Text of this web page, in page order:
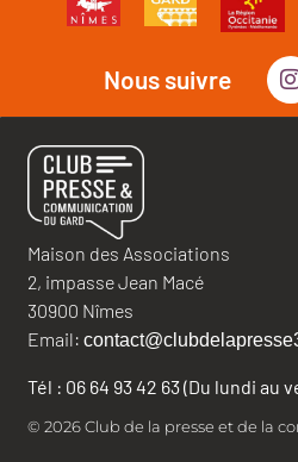
Nous suivre
Maison des Associations
2, impasse Jean Macé
30900 Nîmes
Email:
Tél : 06 64 93 42 63 (Du lundi au
© 2026 Club de la presse et de la